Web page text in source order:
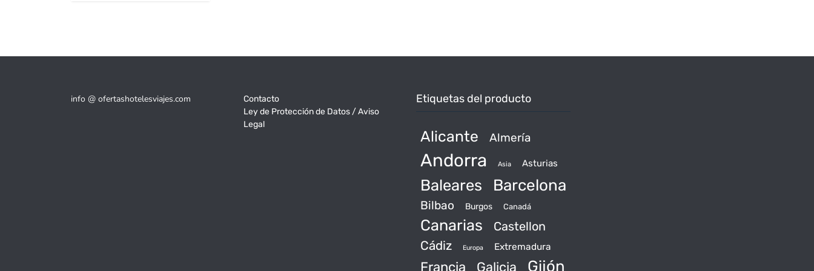
info @ ofertashotelesviajes.com
Contacto
Ley de Protección de Datos / Aviso
Legal
Etiquetas del producto
Alicante Almería
Andorra Asia Asturias
Baleares Barcelona
Bilbao Burgos Canadá
Canarias
Castellon
Cádiz
Europa Extremadura
Francia Galicia Gijón